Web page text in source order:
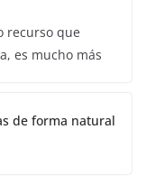
recurso que
es mucho más
de forma natural